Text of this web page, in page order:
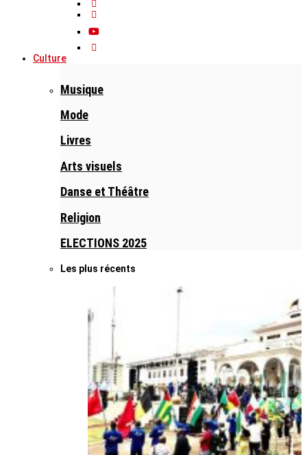
Culture
Musique
Mode
Livres
Arts visuels
Danse et Théâtre
Religion
ELECTIONS 2025
Les plus récents